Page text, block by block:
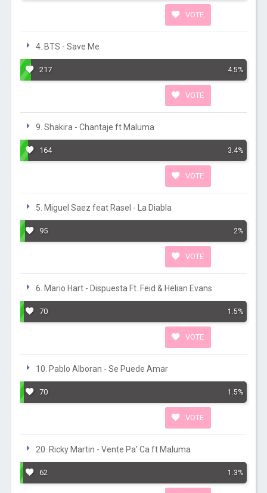
VOTE
4. BTS - Save Me
217 4.5%
VOTE
9. Shakira - Chantaje ft Maluma
164 3.4%
VOTE
5. Miguel Saez feat Rasel - La Diabla
95 2%
VOTE
6. Mario Hart - Dispuesta Ft. Feid & Helian Evans
70 1.5%
VOTE
10. Pablo Alboran - Se Puede Amar
70 1.5%
VOTE
20. Ricky Martin - Vente Pa' Ca ft Maluma
62 1.3%